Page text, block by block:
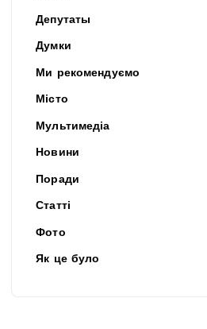
Депутаты
Думки
Ми рекомендуємо
Місто
Мультимедіа
Новини
Поради
Статті
Фото
Як це було